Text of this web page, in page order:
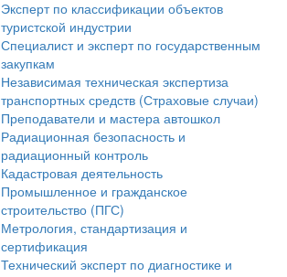
Эксперт по классификации объектов
туристской индустрии
Специалист и эксперт по государственным
закупкам
Независимая техническая экспертиза
транспортных средств (Страховые случаи)
Преподаватели и мастера автошкол
Радиационная безопасность и
радиационный контроль
Кадастровая деятельность
Промышленное и гражданское
строительство (ПГС)
Метрология, стандартизация и
сертификация
Технический эксперт по диагностике и